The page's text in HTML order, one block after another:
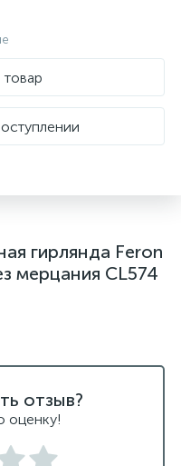
товар
гирлянда Feron
мерцания CL574
отзыв?
оценку!